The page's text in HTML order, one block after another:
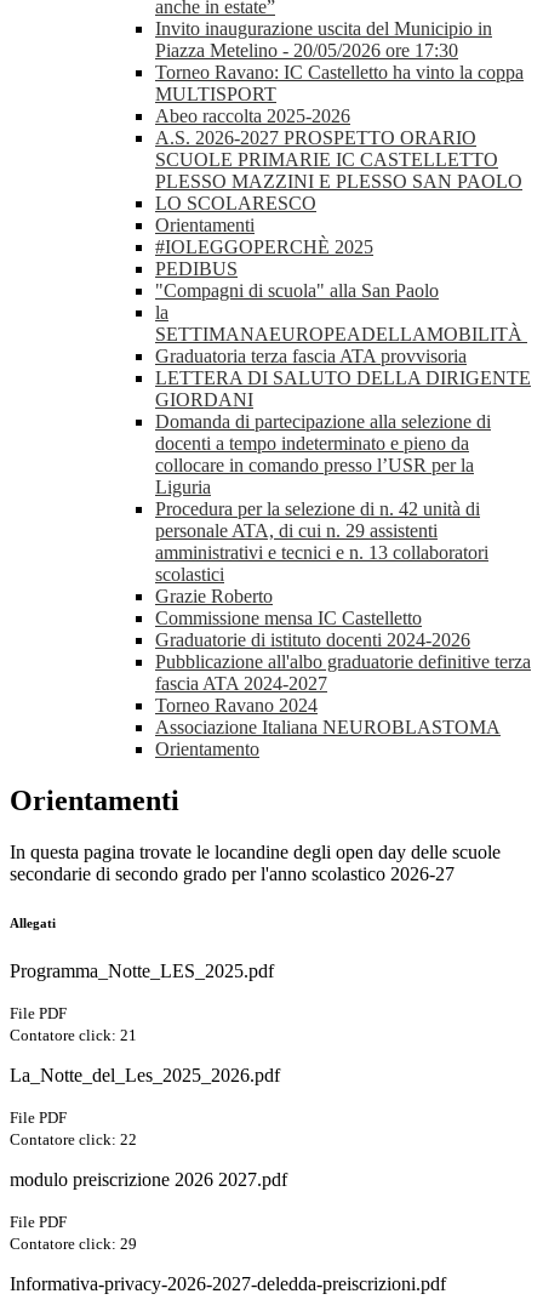
anche in estate”
Invito inaugurazione uscita del Municipio in
Piazza Metelino - 20/05/2026 ore 17:30
Torneo Ravano: IC Castelletto ha vinto la coppa
MULTISPORT
Abeo raccolta 2025-2026
A.S. 2026-2027 PROSPETTO ORARIO
SCUOLE PRIMARIE IC CASTELLETTO
PLESSO MAZZINI E PLESSO SAN PAOLO
LO SCOLARESCO
Orientamenti
#IOLEGGOPERCHÈ 2025
PEDIBUS
"Compagni di scuola" alla San Paolo
la
SETTIMANAEUROPEADELLAMOBILITÀ
Graduatoria terza fascia ATA provvisoria
LETTERA DI SALUTO DELLA DIRIGENTE
GIORDANI
Domanda di partecipazione alla selezione di
docenti a tempo indeterminato e pieno da
collocare in comando presso l’USR per la
Liguria
Procedura per la selezione di n. 42 unità di
personale ATA, di cui n. 29 assistenti
amministrativi e tecnici e n. 13 collaboratori
scolastici
Grazie Roberto
Commissione mensa IC Castelletto
Graduatorie di istituto docenti 2024-2026
Pubblicazione all'albo graduatorie definitive terza
fascia ATA 2024-2027
Torneo Ravano 2024
Associazione Italiana NEUROBLASTOMA
Orientamento
Orientamenti
In questa pagina trovate le locandine degli open day delle scuole
secondarie di secondo grado per l'anno scolastico 2026-27
Allegati
Programma_Notte_LES_2025.pdf
File PDF
Contatore click: 21
La_Notte_del_Les_2025_2026.pdf
File PDF
Contatore click: 22
modulo preiscrizione 2026 2027.pdf
File PDF
Contatore click: 29
Informativa-privacy-2026-2027-deledda-preiscrizioni.pdf